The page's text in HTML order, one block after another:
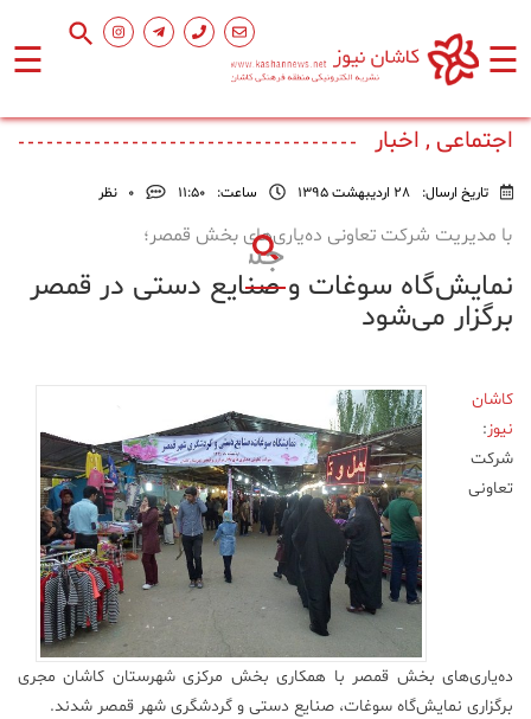
☰ ☰
اصلی
فرهنگ
هنر
ورزشی
محیط
زیست
عکس
اجتماعی , اخبار
تاریخ ارسال: 28 اردیبهشت 1395 ساعت: ۱۱:۵۰ 0 نظر
با مدیریت شرکت تعاونی ده‌یاری‌های بخش قمصر؛
نمایش‌گاه سوغات و صنایع دستی در قمصر
برگزار می‌شود
کاشان
نیوز :
شرکت
تعاونی
ده‌یاری‌های بخش قمصر با همکاری بخش مرکزی شهرستان کاشان مجری
برگزاری نمایش‌گاه سوغات، صنایع دستی و گردشگری شهر قمصر شدند.